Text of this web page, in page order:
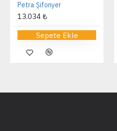
Petra Şifonyer
13.034 ₺
Sepete Ekle